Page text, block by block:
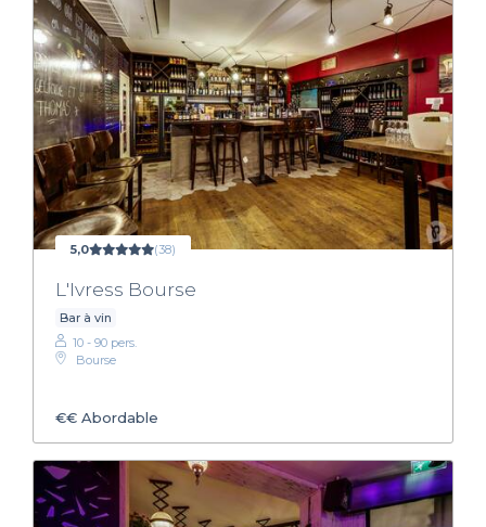
5,0 (38)
L'Ivress Bourse
Bar à vin
10 - 90 pers.
Bourse
€€ Abordable